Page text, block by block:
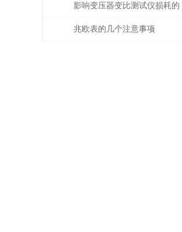
吗？
影响变压器变比测试仪损耗的
主要因素是什么？
兆欧表的几个注意事项